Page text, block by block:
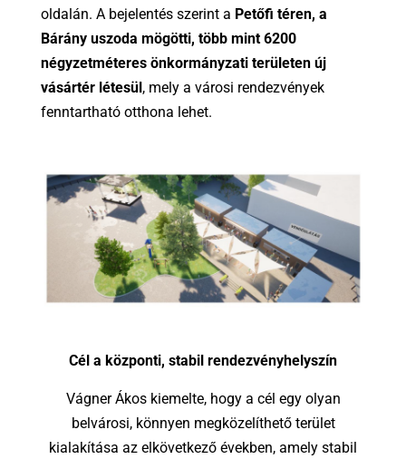
oldalán. A bejelentés szerint a Petőfi téren, a
Bárány uszoda mögötti, több mint 6200
négyzetméteres önkormányzati területen új
vásártér létesül , mely a városi rendezvények
fenntartható otthona lehet.
Cél a központi, stabil rendezvényhelyszín
Vágner Ákos kiemelte, hogy a cél egy olyan
belvárosi, könnyen megközelíthető terület
kialakítása az elkövetkező években, amely stabil